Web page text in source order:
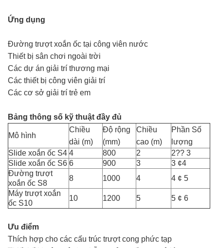
Ứng dụng
Đường trượt xoắn ốc tại công viên nước
Thiết bị sân chơi ngoài trời
Các dự án giải trí thương mại
Các thiết bị công viên giải trí
Các cơ sở giải trí trẻ em
Bảng thông số kỹ thuật đầy đủ
Mô hình
Chiều
dài (m)
Độ rộng
(mm)
Chiều
cao (m)
Phần Số
lượng
Slide xoắn ốc S4 4 800 2
2?? 3
Slide xoắn ốc S6 6 900 3
3 ¢4
Đường trượt
xoắn ốc S8
8 1000 4
4 ¢ 5
Máy trượt xoắn
ốc S10
10 1200 5 5 ¢ 6
Ưu điểm
Thích hợp cho các cấu trúc trượt cong phức tạp